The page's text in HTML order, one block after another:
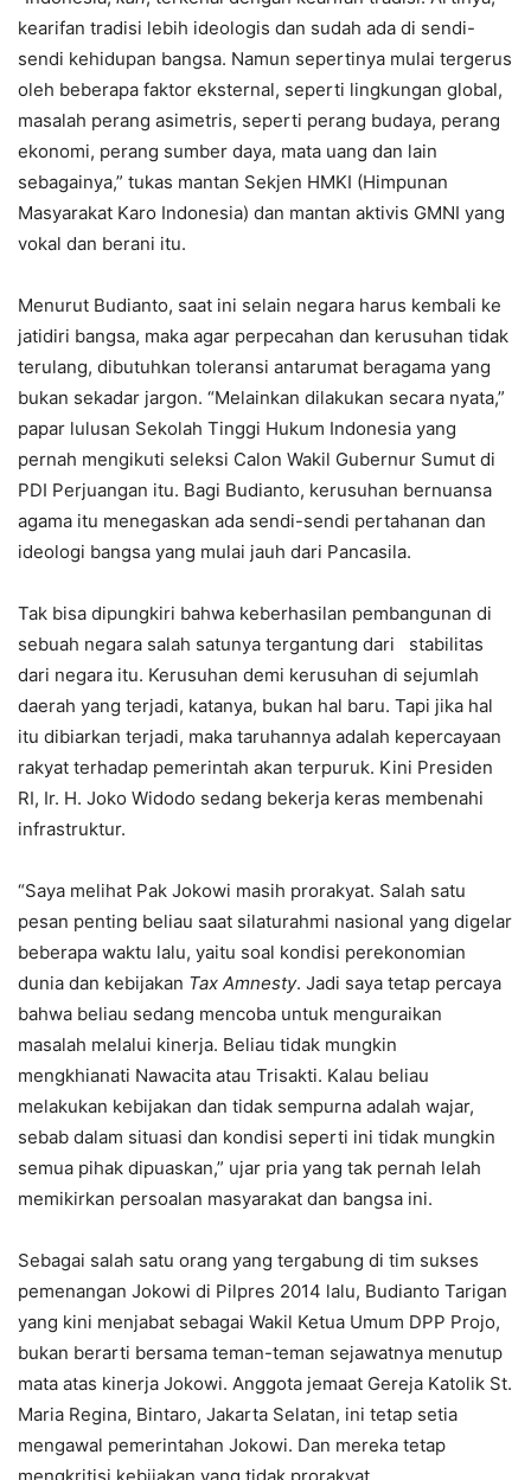
kearifan tradisi lebih ideologis dan sudah ada di sendi-
sendi kehidupan bangsa. Namun sepertinya mulai tergerus
oleh beberapa faktor eksternal, seperti lingkungan global,
masalah perang asimetris, seperti perang budaya, perang
ekonomi, perang sumber daya, mata uang dan lain
sebagainya,” tukas mantan Sekjen HMKI (Himpunan
Masyarakat Karo Indonesia) dan mantan aktivis GMNI yang
vokal dan berani itu.
Menurut Budianto, saat ini selain negara harus kembali ke
jatidiri bangsa, maka agar perpecahan dan kerusuhan tidak
terulang, dibutuhkan toleransi antarumat beragama yang
bukan sekadar jargon. “Melainkan dilakukan secara nyata,”
papar lulusan Sekolah Tinggi Hukum Indonesia yang
pernah mengikuti seleksi Calon Wakil Gubernur Sumut di
PDI Perjuangan itu. Bagi Budianto, kerusuhan bernuansa
agama itu menegaskan ada sendi-sendi pertahanan dan
ideologi bangsa yang mulai jauh dari Pancasila.
Tak bisa dipungkiri bahwa keberhasilan pembangunan di
sebuah negara salah satunya tergantung dari stabilitas
dari negara itu. Kerusuhan demi kerusuhan di sejumlah
daerah yang terjadi, katanya, bukan hal baru. Tapi jika hal
itu dibiarkan terjadi, maka taruhannya adalah kepercayaan
rakyat terhadap pemerintah akan terpuruk. Kini Presiden
RI, Ir. H. Joko Widodo sedang bekerja keras membenahi
infrastruktur.
“Saya melihat Pak Jokowi masih prorakyat. Salah satu
pesan penting beliau saat silaturahmi nasional yang digelar
beberapa waktu lalu, yaitu soal kondisi perekonomian
dunia dan kebijakan Tax Amnesty. Jadi saya tetap percaya
bahwa beliau sedang mencoba untuk menguraikan
masalah melalui kinerja. Beliau tidak mungkin
mengkhianati Nawacita atau Trisakti. Kalau beliau
melakukan kebijakan dan tidak sempurna adalah wajar,
sebab dalam situasi dan kondisi seperti ini tidak mungkin
semua pihak dipuaskan,” ujar pria yang tak pernah lelah
memikirkan persoalan masyarakat dan bangsa ini.
Sebagai salah satu orang yang tergabung di tim sukses
pemenangan Jokowi di Pilpres 2014 lalu, Budianto Tarigan
yang kini menjabat sebagai Wakil Ketua Umum DPP Projo,
bukan berarti bersama teman-teman sejawatnya menutup
mata atas kinerja Jokowi. Anggota jemaat Gereja Katolik St.
Maria Regina, Bintaro, Jakarta Selatan, ini tetap setia
mengawal pemerintahan Jokowi. Dan mereka tetap